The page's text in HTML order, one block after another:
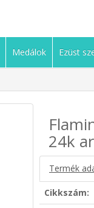
Medálok Ezüst
24k
Termék
Cikkszám: